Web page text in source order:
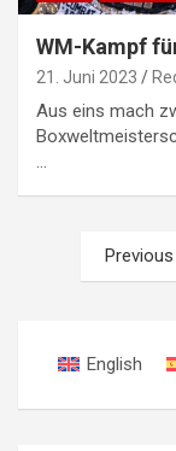
WM-Kampf
21. Juni 2023
Aus eins mach
…
Previous
English